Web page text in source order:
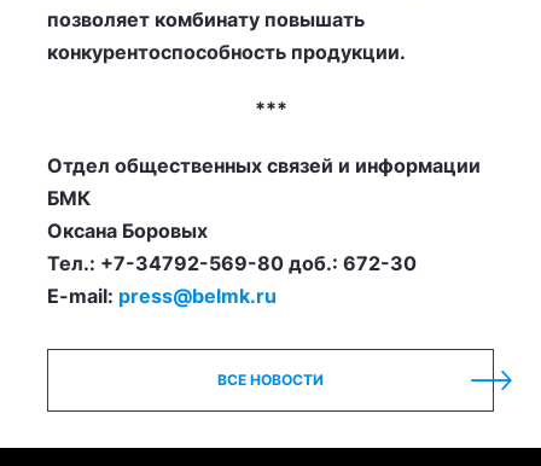
позволяет комбинату повышать
конкурентоспособность продукции.
***
Отдел общественных связей и информации
БМК
Оксана Боровых
Тел.: +7-34792-569-80 доб.: 672-30
E-mail: press@belmk.ru
ВСЕ НОВОСТИ